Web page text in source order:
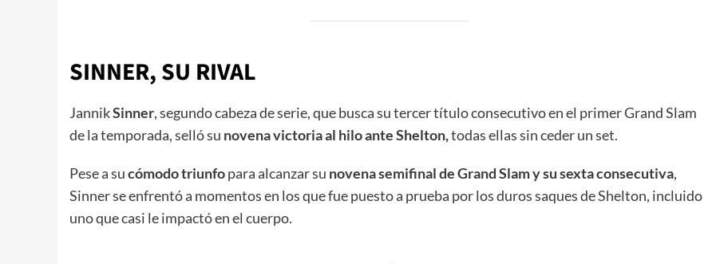
SINNER, SU RIVAL
JannikSinner, segundo cabeza de serie, que busca su tercer título consecutivo en el primer Grand Slam
de la temporada, selló su novena victoria al hilo ante Shelton,todas ellas sin ceder un set.
Pese a sucómodo triunfopara alcanzar su novena semifinal de Grand Slam y su sexta consecutiva,
Sinner se enfrentó a momentos en los que fue puesto a prueba por los duros saques de Shelton, incluido
uno que casi le impactó en el cuerpo.